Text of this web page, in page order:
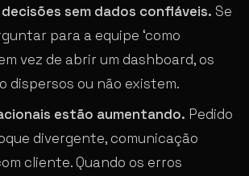
sem dados confiáveis. Se
para a equipe ‘como
vez de abrir um dashboard, os
dispersos ou não existem.
estão aumentando. Pedido
divergente, comunicação
cliente. Quando os erros